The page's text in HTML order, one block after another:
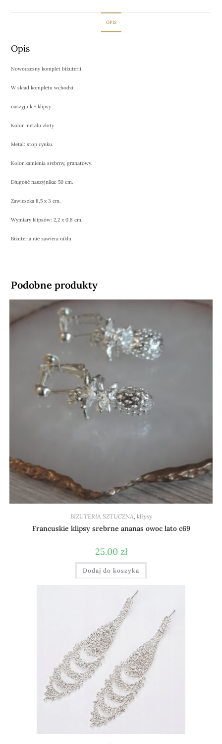
OPIS
Opis
Nowoczesny komplet biżuterii.
W skład kompletu wchodzi:
naszyjnik + klipsy .
Kolor metalu złoty
Metal: stop cynku.
Kolor kamienia srebrny, granatowy.
Długość naszyjnika: 50 cm.
Zawieszka 8,5 x 3 cm.
Wymiary klipsów: 2,2 x 0,8 cm.
Biżuteria nie zawiera niklu.
Podobne produkty
BIŻUTERIA SZTUCZNA klipsy
Francuskie klipsy srebrne ananas owoc lato c69
25.00 zł
Dodaj do koszyka